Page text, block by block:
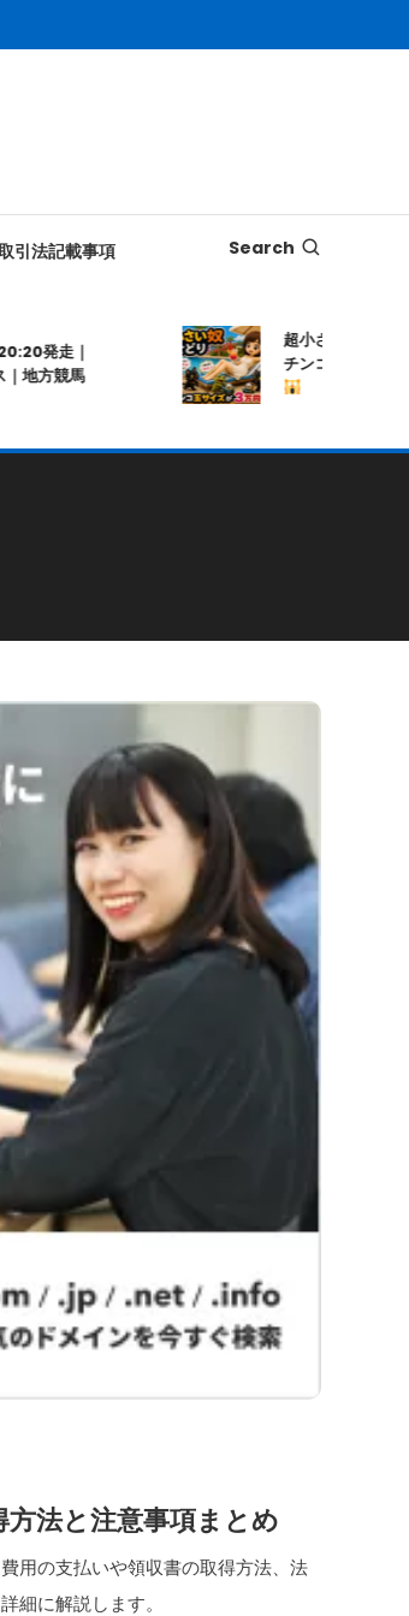
引法記載事項 Search
発走｜
方競馬
超小さい奴せどり
チンコ玉サイズの商
法と注意事項まとめ
用の支払いや領収書の取得方法、法
細に解説します。